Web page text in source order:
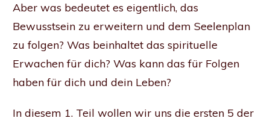
Aber was bedeutet es eigentlich, das
Bewusstsein zu erweitern und dem Seelenplan
zu folgen? Was beinhaltet das spirituelle
Erwachen für dich? Was kann das für Folgen
haben für dich und dein Leben?
In diesem 1. Teil wollen wir uns die ersten 5 der